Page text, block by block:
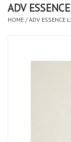
CLUBSHOPS
ADV
HOME /ADV ESSENCE